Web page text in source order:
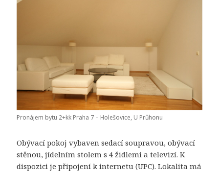
Pronájem bytu 2+kk Praha 7 – Holešovice, U Průhonu
Obývací pokoj vybaven sedací soupravou, obývací
stěnou, jídelním stolem s 4 židlemi a televizí. K
dispozici je připojení k internetu (UPC). Lokalita má